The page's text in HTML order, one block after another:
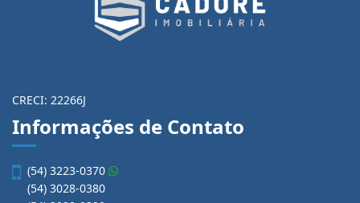
CRECI: 22266J
Informações de Contato
(54) 3223-0370
(54) 3028-0380